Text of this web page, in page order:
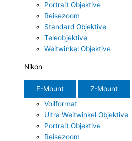
Portrait Objektive
Reisezoom
Standard Objektive
Teleobjektive
Weitwinkel Objektive
Nikon
F-Mount
Z-Mount
Vollformat
Ultra Weitwinkel Objektive
Portrait Objektive
Reisezoom